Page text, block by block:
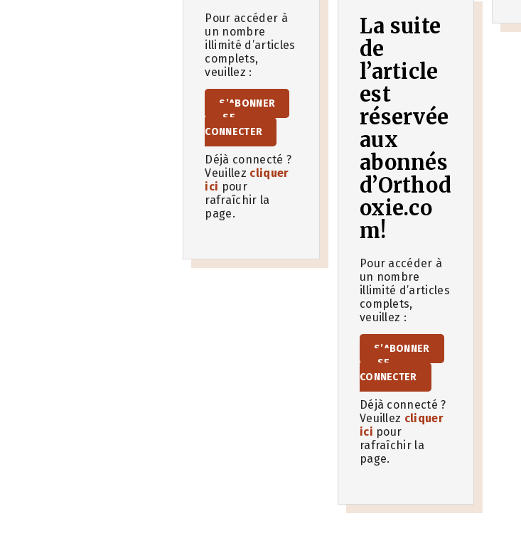
Pour accéder à
un nombre
illimité d’articles
complets,
veuillez :
S’ABONNER
SE
CONNECTER
Déjà connecté ?
Veuillez cliquer
ici pour
rafraîchir la
page.
La suite
de
l’article
est
réservée
aux
abonnés
d’Orthod
oxie.co
m!
Pour accéder à
un nombre
illimité d’articles
complets,
veuillez :
S’ABONNER
SE
CONNECTER
Déjà connecté ?
Veuillez cliquer
ici pour
rafraîchir la
page.